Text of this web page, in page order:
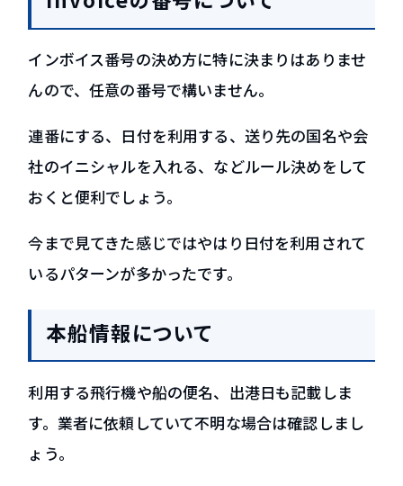
インボイス番号の決め方に特に決まりはありませ
んので、任意の番号で構いません。
連番にする、日付を利用する、送り先の国名や会
社のイニシャルを入れる、などルール決めをして
おくと便利でしょう。
今まで見てきた感じではやはり日付を利用されて
いるパターンが多かったです。
本船情報について
利用する飛行機や船の便名、出港日も記載しま
す。業者に依頼していて不明な場合は確認しまし
ょう。